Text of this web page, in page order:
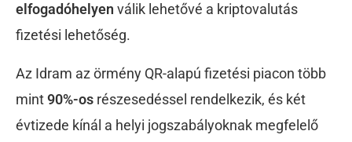
elfogadóhelyen válik lehetővé a kriptovalutás
fizetési lehetőség.
Az Idram az örmény QR-alapú fizetési piacon több
mint90%-os részesedéssel rendelkezik, és két
évtizede kínál a helyi jogszabályoknak megfelelő